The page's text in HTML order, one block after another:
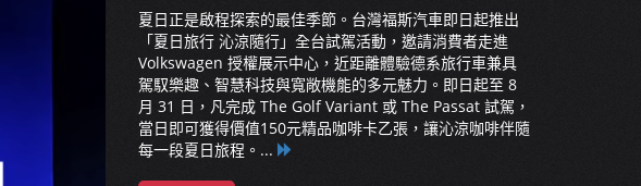
夏日正是啟程探索的最佳季節。台灣福斯汽車即日起推出
「夏日旅行 沁涼隨行」全台試駕活動，邀請消費者走進
Volkswagen 授權展示中心，近距離體驗德系旅行車兼具
駕馭樂趣、智慧科技與寬敞機能的多元魅力。即日起至 8
月 31 日，凡完成 The Golf Variant 或 The Passat 試駕，
當日即可獲得價值150元精品咖啡卡乙張，讓沁涼咖啡伴隨
每一段夏日旅程。...